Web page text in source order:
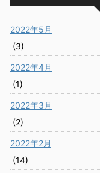
2022年5月
(3)
2022年4月
(1)
2022年3月
(2)
2022年2月
(14)